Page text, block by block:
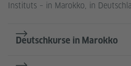
Instituts – in Marokko, in
Deutschkurse in Marokko